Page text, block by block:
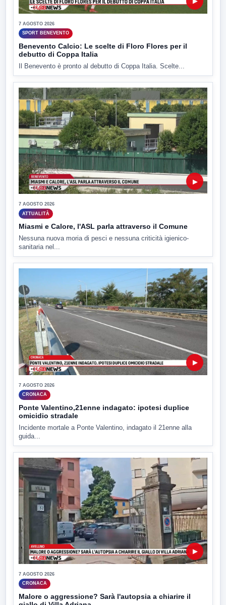
7 AGOSTO 2026
SPORT BENEVENTO
Benevento Calcio: Le scelte di Floro Flores per il
debutto di Coppa Italia
Il Benevento è pronto al debutto di Coppa Italia. Scelte...
▶
7 AGOSTO 2026
ATTUALITÀ
Miasmi e Calore, l'ASL parla attraverso il Comune
Nessuna nuova moria di pesci e nessuna criticità igienico-
sanitaria nel...
▶
7 AGOSTO 2026
CRONACA
Ponte Valentino,21enne indagato: ipotesi duplice
omicidio stradale
Incidente mortale a Ponte Valentino, indagato il 21enne alla
guida...
▶
7 AGOSTO 2026
CRONACA
Malore o aggressione? Sarà l'autopsia a chiarire il